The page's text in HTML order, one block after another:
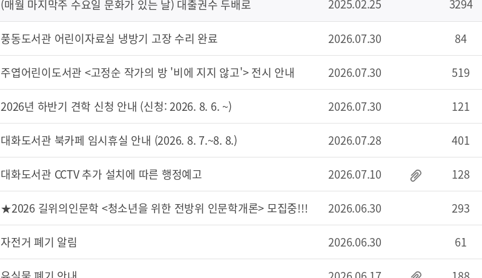
(매월 마지막주 수요일 문화가 있는 날) 대출권수 두배로 2025.02.25 3294
풍동도서관 어린이자료실 냉방기 고장 수리 완료 2026.07.30 84
주엽어린이도서관 <고정순 작가의 방 '비에 지지 않고'> 전시 안내 2026.07.30 519
2026년 하반기 견학 신청 안내 (신청: 2026. 8. 6. ~) 2026.07.30 121
대화도서관 북카페 임시휴실 안내 (2026. 8. 7.~8. 8.) 2026.07.28 401
대화도서관 CCTV 추가 설치에 따른 행정예고 2026.07.10 128
★2026 길위의인문학 <청소년을 위한 전방위 인문학개론> 모집중!!! 2026.06.30 293
자전거 폐기 알림 2026.06.30 61